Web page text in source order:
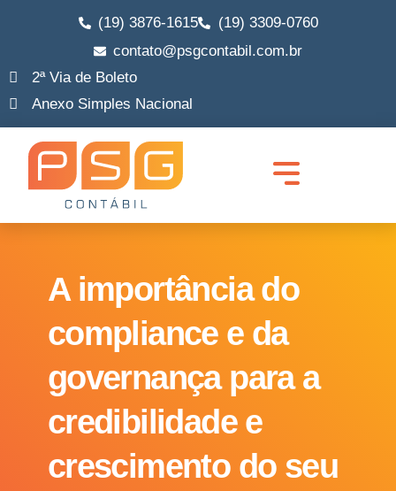
(19) 3876-1615
(19) 3309-0760
contato@psgcontabil.com.br
2ª Via de Boleto
Anexo Simples Nacional
A importância do
compliance e da
governança para a
credibilidade e
crescimento do seu